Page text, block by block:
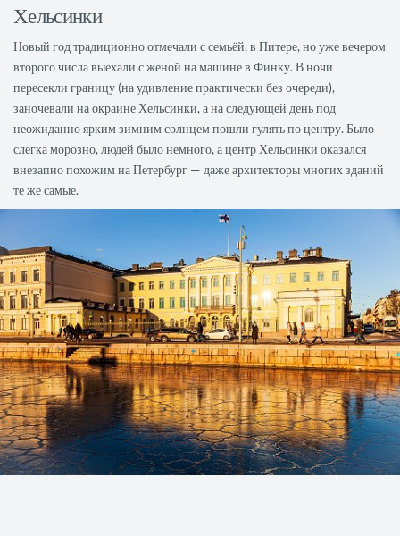
Хельсинки
Новый год традиционно отмечали с семьёй, в Питере, но уже вечером
второго числа выехали с женой на машине в Финку. В ночи
пересекли границу (на удивление практически без очереди),
заночевали на окраине Хельсинки, а на следующей день под
неожиданно ярким зимним солнцем пошли гулять по центру. Было
слегка морозно, людей было немного, а центр Хельсинки оказался
внезапно похожим на Петербург — даже архитекторы многих зданий
те же самые.